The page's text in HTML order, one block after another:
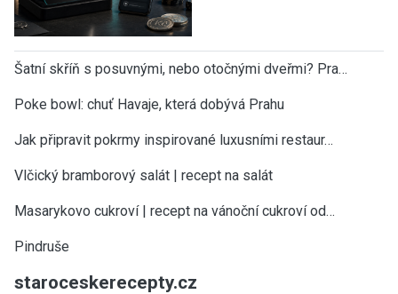
Šatní skříň s posuvnými, nebo otočnými dveřmi? Pra…
Poke bowl: chuť Havaje, která dobývá Prahu
Jak připravit pokrmy inspirované luxusními restaur…
Vlčický bramborový salát | recept na salát
Masarykovo cukroví | recept na vánoční cukroví od…
Pindruše
staroceskerecepty.cz